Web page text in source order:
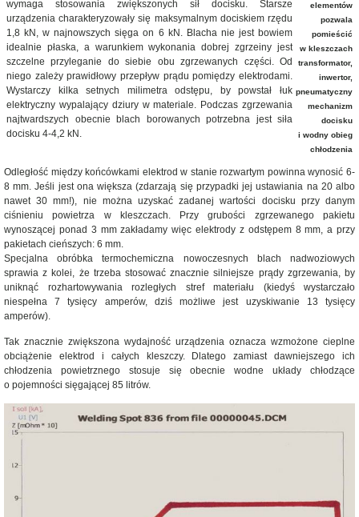
wymaga stosowania zwiększonych sił docisku. Starsze
urządzenia charakteryzowały się maksymalnym dociskiem rzędu
1,8 kN, w najnowszych sięga on 6 kN. Blacha nie jest bowiem
idealnie płaska, a warunkiem wykonania dobrej zgrzeiny jest
szczelne przyleganie do siebie obu zgrzewanych części. Od
niego zależy prawidłowy przepływ prądu pomiędzy elektrodami.
Wystarczy kilka setnych milimetra odstępu, by powstał łuk
elektryczny wypalający dziury w materiale. Podczas zgrzewania
najtwardszych obecnie blach borowanych potrzebna jest siła
docisku 4-4,2 kN.
elementów
pozwala
pomieścić
w kleszczach
transformator,
inwertor,
pneumatyczny
mechanizm
docisku
i wodny obieg
chłodzenia
Odległość między końcówkami elektrod w stanie rozwartym powinna wynosić 6-
8 mm. Jeśli jest ona większa (zdarzają się przypadki jej ustawiania na 20 albo
nawet 30 mm!), nie można uzyskać zadanej wartości docisku przy danym
ciśnieniu powietrza w kleszczach. Przy grubości zgrzewanego pakietu
wynoszącej ponad 3 mm zakładamy więc elektrody z odstępem 8 mm, a przy
pakietach cieńszych: 6 mm.
Specjalna obróbka termochemiczna nowoczesnych blach nadwoziowych
sprawia z kolei, że trzeba stosować znacznie silniejsze prądy zgrzewania, by
uniknąć rozhartowywania rozległych stref materiału (kiedyś wystarczało
niespełna 7 tysięcy amperów, dziś możliwe jest uzyskiwanie 13 tysięcy
amperów).
Tak znacznie zwiększona wydajność urządzenia oznacza wzmożone cieplne
obciążenie elektrod i całych kleszczy. Dlatego zamiast dawniejszego ich
chłodzenia powietrznego stosuje się obecnie wodne układy chłodzące
o pojemności sięgającej 85 litrów.